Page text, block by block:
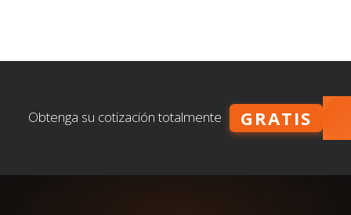
Obtenga su cotización totalmente GRATIS